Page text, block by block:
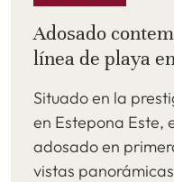
Adosado
línea de playa
Situado en la
en Estepona Este,
adosado en
vistas